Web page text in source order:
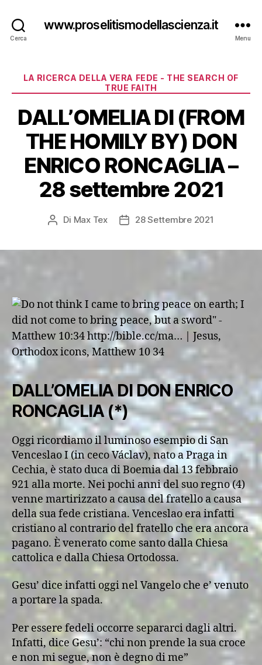
Cerca
www.proselitismodellascienza.it
Menu
Categorie
LA RICERCA DELLA VERA FEDE - THE SEARCH OF
TRUE FAITH
DALL’OMELIA DI (FROM
THE HOMILY BY) DON
ENRICO RONCAGLIA –
28 settembre 2021
Autore
Di Max Tex
Data28 Settembre 2021
DALL’OMELIA DI DON ENRICO
RONCAGLIA (*)
Oggi ricordiamo il luminoso esempio di San
Venceslao I (in ceco Václav), nato a Praga in
Cechia, è stato duca di Boemia dal 13 febbraio
921 alla morte. Nei pochi anni del suo regno (4)
venne martirizzato a causa del fratello a causa
della sua fede cristiana. Venceslao era infatti
cristiano al contrario del fratello che era ancora
pagano. È venerato come santo dalla Chiesa
cattolica e dalla Chiesa Ortodossa.
Gesu’ dice infatti oggi nel Vangelo che e’ venuto
a portare la spada.
Per essere fedeli occorre separarci dagli altri.
Infatti, dice Gesu’: “chi non prende la sua croce
e non mi segue, non è degno di me”